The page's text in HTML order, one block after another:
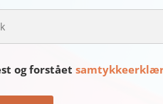
og forstået